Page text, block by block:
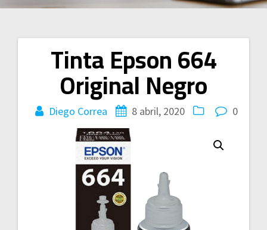
Tinta Epson 664
Original Negro
Diego Correa 8 abril, 2020 0
Navegación
de
entradas